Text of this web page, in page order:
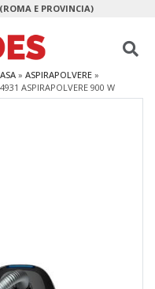
E PROVINCIA)
» ASPIRAPOLVERE »
ASPIRAPOLVERE 900 W